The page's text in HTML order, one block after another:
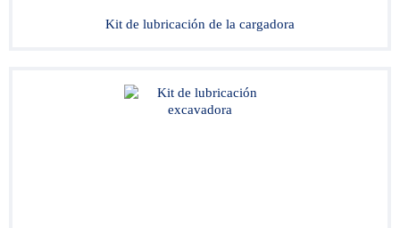
Kit de lubricación de la cargadora